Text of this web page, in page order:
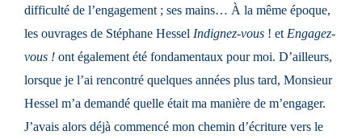
difficulté de l’engagement ; ses mains… À la même époque,
les ouvrages de Stéphane Hessel Indignez-vous ! etEngagez-
vous ! ont également été fondamentaux pour moi. D’ailleurs,
lorsque je l’ai rencontré quelques années plus tard, Monsieur
Hessel m’a demandé quelle était ma manière de m’engager.
J’avais alors déjà commencé mon chemin d’écriture vers le